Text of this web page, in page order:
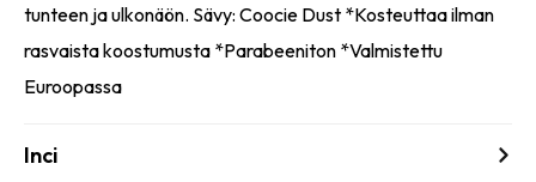
tunteen ja ulkonäön. Sävy: Coocie Dust *Kosteuttaa ilman
rasvaista koostumusta *Parabeeniton *Valmistettu
Euroopassa
Inci